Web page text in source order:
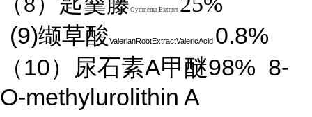
Gymnema Extract
(9)缬草酸ValerianRootExtractValericAcid 0.8%
（10）尿石素A甲醚98% 8-
O-methylurolithin A